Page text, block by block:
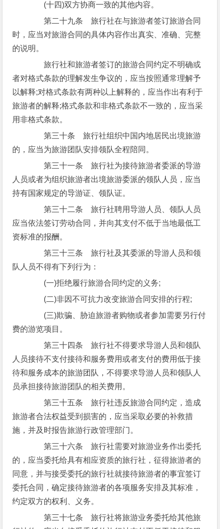
(十四)双方协商一致的其他内容。
第二十九条 旅行社在与旅游者签订旅游合同
时，应当对旅游合同的具体内容作出真实、准确、完整
的说明。
旅行社和旅游者签订的旅游合同约定不明确或
者对格式条款的理解发生争议的，应当按照通常理解予
以解释;对格式条款有两种以上解释的，应当作出有利于
旅游者的解释;格式条款和非格式条款不一致的，应当采
用非格式条款。
第三十条 旅行社组织中国内地居民出境旅游
的，应当为旅游团队安排领队全程陪同。
第三十一条 旅行社为接待旅游者委派的导游
人员或者为组织旅游者出境旅游委派的领队人员，应当
持有国家规定的导游证、领队证。
第三十二条 旅行社聘用导游人员、领队人员
应当依法签订劳动合同，并向其支付不低于当地最低工
资标准的报酬。
第三十三条 旅行社及其委派的导游人员和领
队人员不得有下列行为：
(一)拒绝履行旅游合同约定的义务;
(二)非因不可抗力改变旅游合同安排的行程;
(三)欺骗、胁迫旅游者购物或者参加需要另行付
费的游览项目。
第三十四条 旅行社不得要求导游人员和领队
人员接待不支付接待和服务费用或者支付的费用低于接
待和服务成本的旅游团队，不得要求导游人员和领队人
员承担接待旅游团队的相关费用。
第三十五条 旅行社违反旅游合同约定，造成
旅游者合法权益受到损害的，应当采取必要的补救措
施，并及时报告旅游行政管理部门。
第三十六条 旅行社需要对旅游业务作出委托
的，应当委托给具有相应资质的旅行社，征得旅游者的
同意，并与接受委托的旅行社就接待旅游者的事宜签订
委托合同，确定接待旅游者的各项服务安排及其标准，
约定双方的权利、义务。
第三十七条 旅行社将旅游业务委托给其他旅